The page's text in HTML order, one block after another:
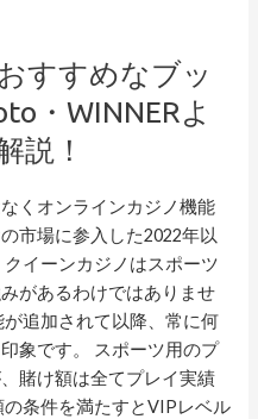
すすめなブッ
・WINNERよ
説！
くオンラインカジノ機能
市場に参入した2022年以
イーンカジノはスポーツ
があるわけではありませ
追加されて以降、常に何
象です。 スポーツ用のプ
賭け額は全てプレイ実績
条件を満たすとVIPレベル